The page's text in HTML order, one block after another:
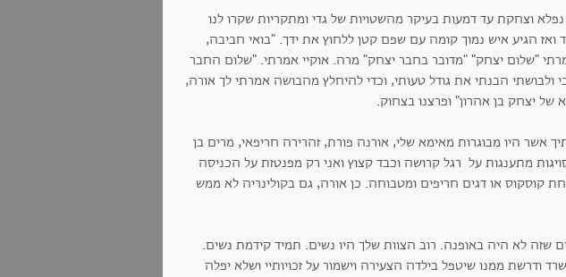
וצחקת עד דמעות בעיקר מהשטויות של גדי ומתקריות שקרו לנו
ואז הגיע איש נמוך קומה עם שפם קטן ללחוץ את ידך. "בואי חביבה,
"שלום יצחק" "מדובר בחבר יצחק" מרה. אוקיי אמרתי. "שלום החבר
ולבושתי הבנתי את גודל טעותי, וכדי להיחלץ מהבושה אמרתי לך אורה,
יצחק בן אהרון" ופרצנו בצחוק.
אשר היו מבוגרות מאימא שלי, אורנה פורת, זהרירה חריפאי, מרים בן
מתענגות על רגל קרושה וכבד קצוץ ואני רק מפנטזת על הכניסה
קוסקוס או דגים חריפים ומטבוחה. כן אורה, גם בקולינריה לא ממש
שזה לא היה באופנה. רוב הצוות שלך היו נשים. תמיד קידמת נשים.
ודרשת ממנו שיטפל בילדה הצעירה וישמור על זכויותיי ושלא יפלה